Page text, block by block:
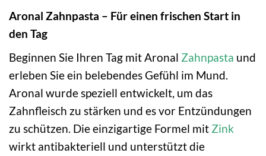
Aronal Zahnpasta – Für einen frischen Start in
den Tag
Beginnen Sie Ihren Tag mit Aronal Zahnpasta und
erleben Sie ein belebendes Gefühl im Mund.
Aronal wurde speziell entwickelt, um das
Zahnfleisch zu stärken und es vor Entzündungen
zu schützen. Die einzigartige Formel mit Zink
wirkt antibakteriell und unterstützt die